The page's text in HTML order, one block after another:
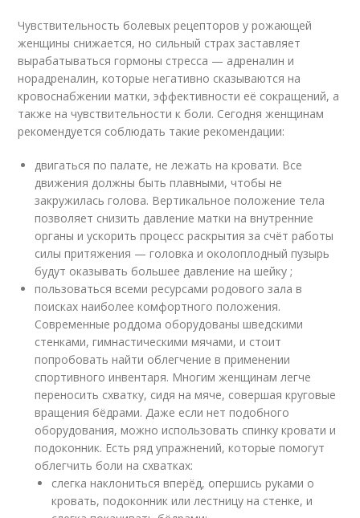
Чувствительность болевых рецепторов у рожающей
женщины снижается, но сильный страх заставляет
вырабатываться гормоны стресса — адреналин и
норадреналин, которые негативно сказываются на
кровоснабжении матки, эффективности её сокращений, а
также на чувствительности к боли. Сегодня женщинам
рекомендуется соблюдать такие рекомендации:
двигаться по палате, не лежать на кровати. Все
движения должны быть плавными, чтобы не
закружилась голова. Вертикальное положение тела
позволяет снизить давление матки на внутренние
органы и ускорить процесс раскрытия за счёт работы
силы притяжения — головка и околоплодный пузырь
будут оказывать большее давление на шейку ;
пользоваться всеми ресурсами родового зала в
поисках наиболее комфортного положения.
Современные роддома оборудованы шведскими
стенками, гимнастическими мячами, и стоит
попробовать найти облегчение в применении
спортивного инвентаря. Многим женщинам легче
переносить схватку, сидя на мяче, совершая круговые
вращения бёдрами. Даже если нет подобного
оборудования, можно использовать спинку кровати и
подоконник. Есть ряд упражнений, которые помогут
облегчить боли на схватках:
слегка наклониться вперёд, опершись руками о
кровать, подоконник или лестницу на стенке, и